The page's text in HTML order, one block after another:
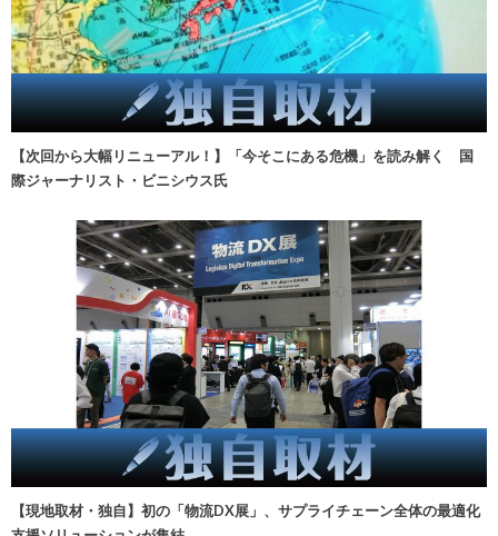
【次回から大幅リニューアル！】「今そこにある危機」を読み解く 国
際ジャーナリスト・ビニシウス氏
【現地取材・独自】初の「物流DX展」、サプライチェーン全体の最適化